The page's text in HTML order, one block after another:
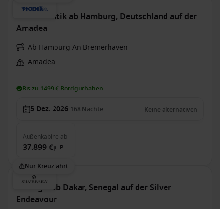
Transatlantik ab Hamburg, Deutschland auf der
Amadea
Ab Hamburg An Bremerhaven
Amadea
Bis zu 1499 € Bordguthaben
5 Dez. 2026 168 Nächte Keine alternativen
Außenkabine ab
37.899 €p. P.
Nur Kreuzfahrt
Portugal ab Dakar, Senegal auf der Silver
Endeavour